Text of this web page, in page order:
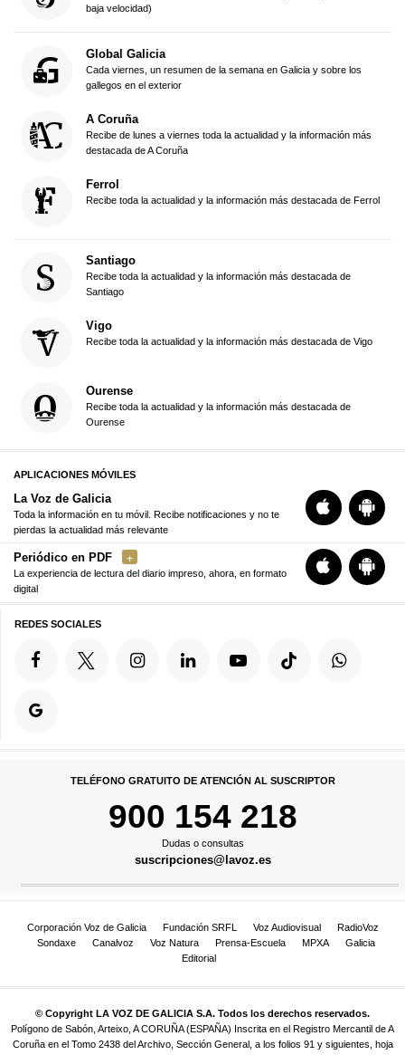
baja velocidad)
Global Galicia
Cada viernes, un resumen de la semana en Galicia y sobre los
gallegos en el exterior
A Coruña
Recibe de lunes a viernes toda la actualidad y la información más
destacada de A Coruña
Ferrol
Recibe toda la actualidad y la información más destacada de Ferrol
Santiago
Recibe toda la actualidad y la información más destacada de
Santiago
Vigo
Recibe toda la actualidad y la información más destacada de Vigo
Ourense
Recibe toda la actualidad y la información más destacada de
Ourense
APLICACIONES MÓVILES
La Voz de Galicia
Toda la información en tu móvil. Recibe notificaciones y no te
pierdas la actualidad más relevante
Periódico en PDF
La experiencia de lectura del diario impreso, ahora, en formato
digital
REDES SOCIALES
TELÉFONO GRATUITO DE ATENCIÓN AL SUSCRIPTOR
900 154 218
Dudas o consultas
suscripciones@lavoz.es
Corporación Voz de Galicia Fundación SRFL Voz Audiovisual
RadioVoz
Sondaxe
Canalvoz Voz Natura Prensa-Escuela MPXA
Galicia
Editorial
© Copyright LA VOZ DE GALICIA S.A. Todos los derechos reservados.
Polígono de Sabón, Arteixo, A CORUÑA (ESPAÑA) Inscrita en el Registro Mercantil de A
Coruña en el Tomo 2438 del Archivo, Sección General, a los folios 91 y siguientes, hoja